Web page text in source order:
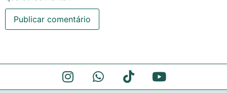
Alternative: